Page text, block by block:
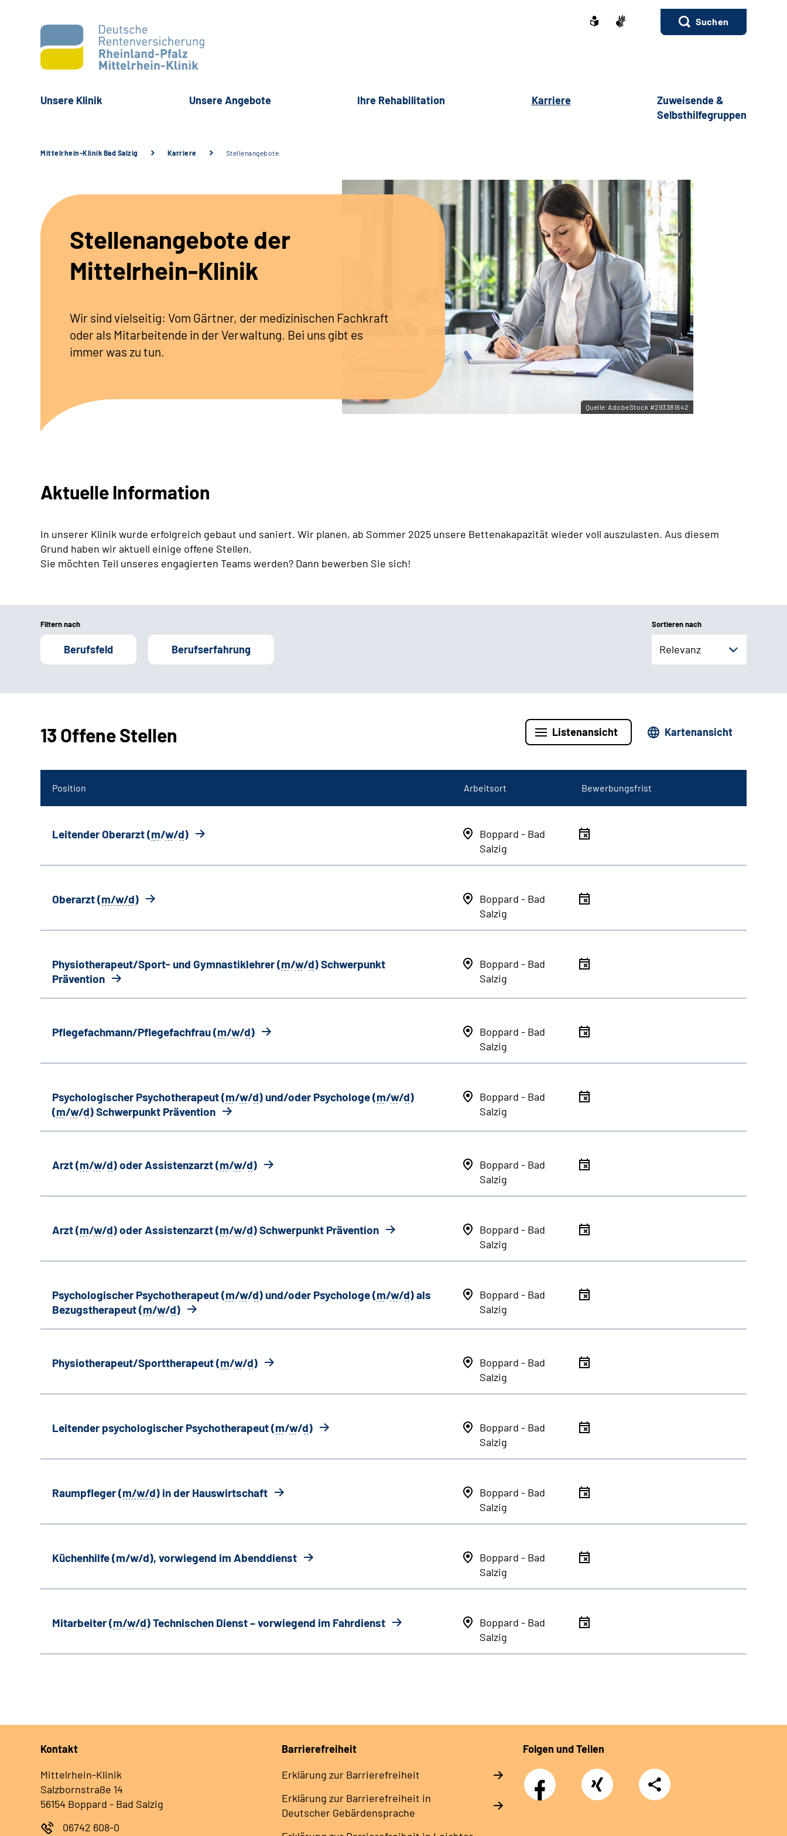
Suchen
Unsere Klinik Unsere Angebote Ihre Rehabilitation Karriere
Zuweisende &
Selbsthilfegruppen
Mittelrhein-Klinik Bad Salzig Karriere Stellenangebote
Stellenangebote der
Mittelrhein-Klinik
Wir sind vielseitig: Vom Gärtner, der medizinischen Fachkraft
oder als Mitarbeitende in der Verwaltung. Bei uns gibt es
immer was zu tun.
Quelle:AdobeStock #293381642
Aktuelle Information
In unserer Klinik wurde erfolgreich gebaut und saniert. Wir planen, ab Sommer 2025 unsere Bettenakapazität wieder voll auszulasten. Aus diesem
Grund haben wir aktuell einige offene Stellen.
Sie möchten Teil unseres engagierten Teams werden? Dann bewerben Sie sich!
Filtern nach
Berufsfeld Berufserfahrung
Sortieren nach
Relevanz
13 Offene Stellen Listenansicht Kartenansicht
Position Arbeitsort Bewerbungsfrist
Leitender Oberarzt (m/w/d)
Boppard - Bad
Salzig
Oberarzt (m/w/d)
Boppard - Bad
Salzig
Physiotherapeut/Sport- und Gymnastiklehrer (m/w/d) Schwerpunkt
Prävention
Boppard - Bad
Salzig
Pflegefachmann/Pflegefachfrau (m/w/d)
Boppard - Bad
Salzig
Psychologischer Psychotherapeut (m/w/d) und/oder Psychologe (m/w/d)
(m/w/d) Schwerpunkt Prävention
Boppard - Bad
Salzig
Arzt (m/w/d) oder Assistenzarzt (m/w/d)
Boppard - Bad
Salzig
Arzt (m/w/d) oder Assistenzarzt (m/w/d) Schwerpunkt Prävention
Boppard - Bad
Salzig
Psychologischer Psychotherapeut (m/w/d) und/oder Psychologe (m/w/d) als
Bezugstherapeut (m/w/d)
Boppard - Bad
Salzig
Physiotherapeut/Sporttherapeut (m/w/d)
Boppard - Bad
Salzig
Leitender psychologischer Psychotherapeut (m/w/d)
Boppard - Bad
Salzig
Raumpfleger (m/w/d) in der Hauswirtschaft
Boppard - Bad
Salzig
Küchenhilfe (m/w/d), vorwiegend im Abenddienst
Boppard - Bad
Salzig
Mitarbeiter (m/w/d) Technischen Dienst – vorwiegend im Fahrdienst
Boppard - Bad
Salzig
Kontakt
Mittelrhein-Klinik
Salzbornstraße 14
56154 Boppard - Bad Salzig
06742 608-0
Barrierefreiheit
Erklärung zur Barrierefreiheit
Erklärung zur Barrierefreiheit in
Deutscher Gebärdensprache
Folgen und Teilen
Facebook Xing
Teilen